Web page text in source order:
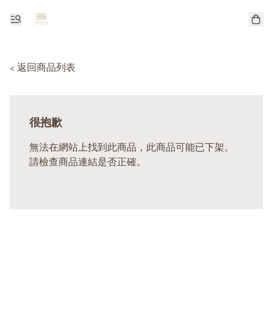
< 返回商品列表
很抱歉
無法在網站上找到此商品，此商品可能已下架。
請檢查商品連結是否正確。